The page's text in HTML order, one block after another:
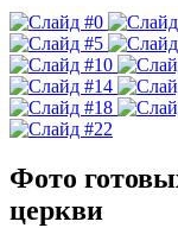
Фото
церкви